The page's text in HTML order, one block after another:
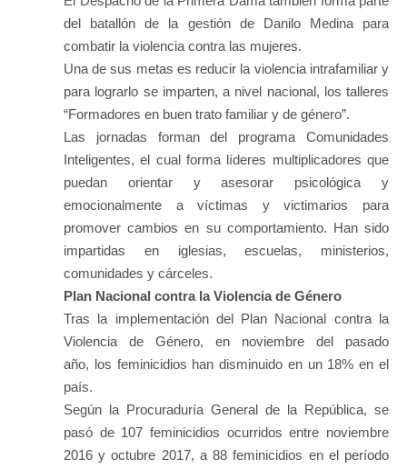
del batallón de la gestión de Danilo Medina para
combatir la violencia contra las mujeres.
Una de sus metas es reducir la violencia intrafamiliar y
para lograrlo se imparten, a nivel nacional, los talleres
“Formadores en buen trato familiar y de género”.
Las jornadas forman del programa Comunidades
Inteligentes, el cual forma líderes multiplicadores que
puedan orientar y asesorar psicológica y
emocionalmente a víctimas y victimarios para
promover cambios en su comportamiento. Han sido
impartidas en iglesias, escuelas, ministerios,
comunidades y cárceles.
Plan Nacional contra la Violencia de Género
Tras la implementación del Plan Nacional contra la
Violencia de Género, en noviembre del pasado
año, los feminicidios han disminuido en un 18% en el
país.
Según la Procuraduría General de la República, se
pasó de 107 feminicidios ocurridos entre noviembre
2016 y octubre 2017, a 88 feminicidios en el período